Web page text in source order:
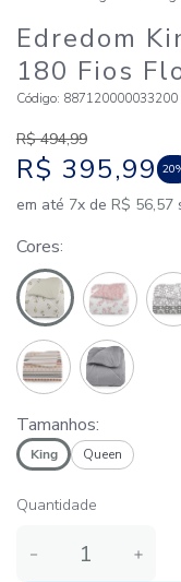
Edredom
180 Fios
Código: 887120000033200
R$ 494,99
R$ 395,99
em até 7x de R$ 56,57
Cores
Tamanhos:
King Queen
Quantidade
＋
－